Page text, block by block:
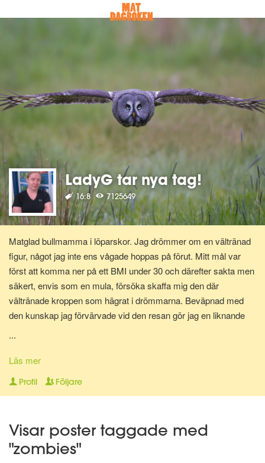
LadyG tar nya tag!
16:8 7125649
Matglad bullmamma i löparskor. Jag drömmer om en vältränad
figur, något jag inte ens vågade hoppas på förut. Mitt mål var
först att komma ner på ett BMI under 30 och därefter sakta men
säkert, envis som en mula, försöka skaffa mig den där
vältränade kroppen som hägrat i drömmarna. Beväpnad med
den kunskap jag förvärvade vid den resan gör jag en liknande
Nu för tiden är jag en av Matdagbokens mentorer, skicka ett
privat meddelande om du vill ha stöd och pepp privat eller om du
...
Läs mer
Profil Följare
Visar poster taggade med
"zombies"